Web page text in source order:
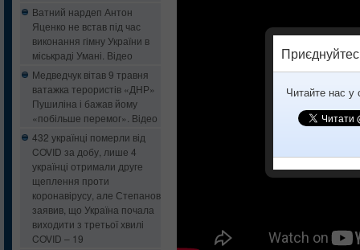
Ватний нардеп Антон
Яценко не встав під час
виконання гімну України в
міськраді Умані. Відео
Медведчук вітав 9 травня
ватажка терористів «ДНР»
Пушиліна і бажав йому
«побільше перемог». Відео
432 українці померли від
COVID за добу, лише 4
українці отримали друге
щеплення проти
коронавірусу, але Степанов
заявив, що Україна почала
виходити з третьої хвилі
COVID – 19
Читайте нас у